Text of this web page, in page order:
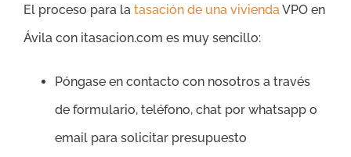
El proceso para la tasación de una viviendaVPO en
Ávila con itasacion.com es muy sencillo:
Póngase en contacto con nosotros a través
de formulario, teléfono, chat por whatsapp o
email para solicitar presupuesto